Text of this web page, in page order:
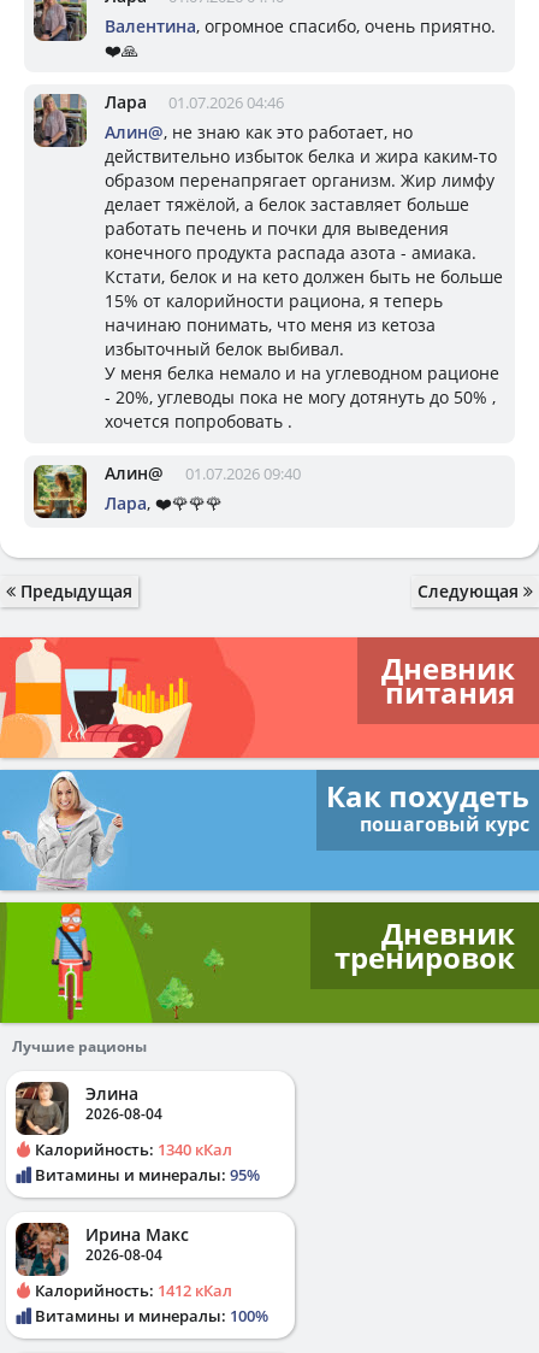
Валентина, огромное спасибо, очень приятно.
❤️🙏
Лара 01.07.2026 04:46
Алин@, не знаю как это работает, но
действительно избыток белка и жира каким-то
образом перенапрягает организм. Жир лимфу
делает тяжёлой, а белок заставляет больше
работать печень и почки для выведения
конечного продукта распада азота - амиака.
Кстати, белок и на кето должен быть не больше
15% от калорийности рациона, я теперь
начинаю понимать, что меня из кетоза
избыточный белок выбивал.
У меня белка немало и на углеводном рационе
- 20%, углеводы пока не могу дотянуть до 50% ,
хочется попробовать .
Алин@ 01.07.2026 09:40
Лара, ❤️🌹🌹🌹
Предыдущая Следующая
Дневник
питания
Как похудеть
пошаговый курс
Дневник
тренировок
Лучшие рационы
Элина
2026-08-04
Калорийность: 1340 кКал
Витамины и минералы: 95%
Ирина Макс
2026-08-04
Калорийность: 1412 кКал
Витамины и минералы: 100%